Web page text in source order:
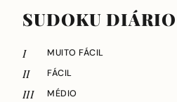
SUDOKU DIÁRIO
I MUITO FÁCIL
II FÁCIL
III MÉDIO